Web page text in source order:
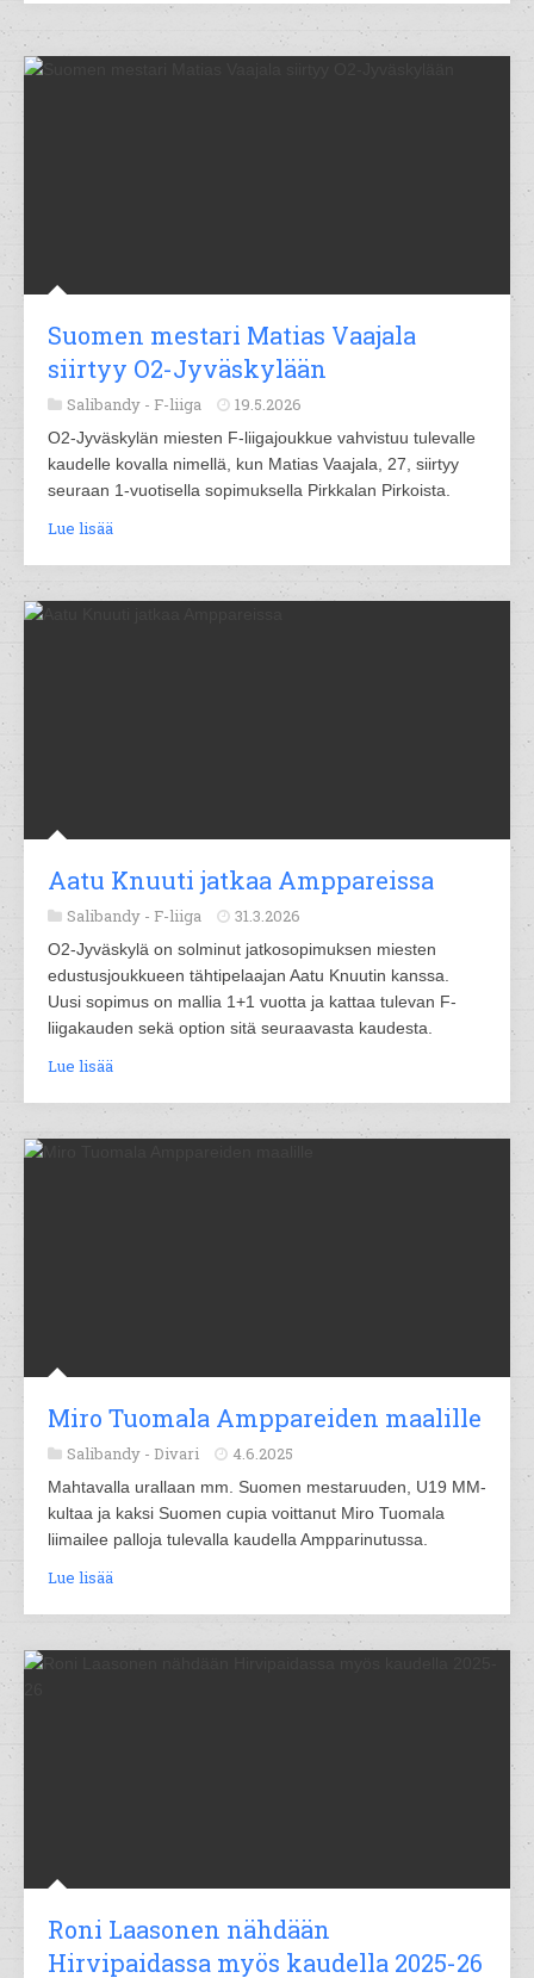
Suomen mestari Matias Vaajala
siirtyy O2-Jyväskylään
Salibandy - F-liiga 19.5.2026
O2-Jyväskylän miesten F-liigajoukkue vahvistuu tulevalle
kaudelle kovalla nimellä, kun Matias Vaajala, 27, siirtyy
seuraan 1-vuotisella sopimuksella Pirkkalan Pirkoista.
Lue lisää
Aatu Knuuti jatkaa Amppareissa
Salibandy - F-liiga 31.3.2026
O2-Jyväskylä on solminut jatkosopimuksen miesten
edustusjoukkueen tähtipelaajan Aatu Knuutin kanssa.
Uusi sopimus on mallia 1+1 vuotta ja kattaa tulevan F-
liigakauden sekä option sitä seuraavasta kaudesta.
Lue lisää
Miro Tuomala Amppareiden maalille
Salibandy - Divari 4.6.2025
Mahtavalla urallaan mm. Suomen mestaruuden, U19 MM-
kultaa ja kaksi Suomen cupia voittanut Miro Tuomala
liimailee palloja tulevalla kaudella Ampparinutussa.
Lue lisää
Roni Laasonen nähdään
Hirvipaidassa myös kaudella 2025-26